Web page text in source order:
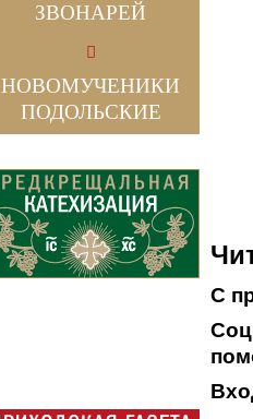
ЗВОНАРЕЙ
НОВОМУЧЕНИКИ
ПОДОЛЬСКИЕ
С